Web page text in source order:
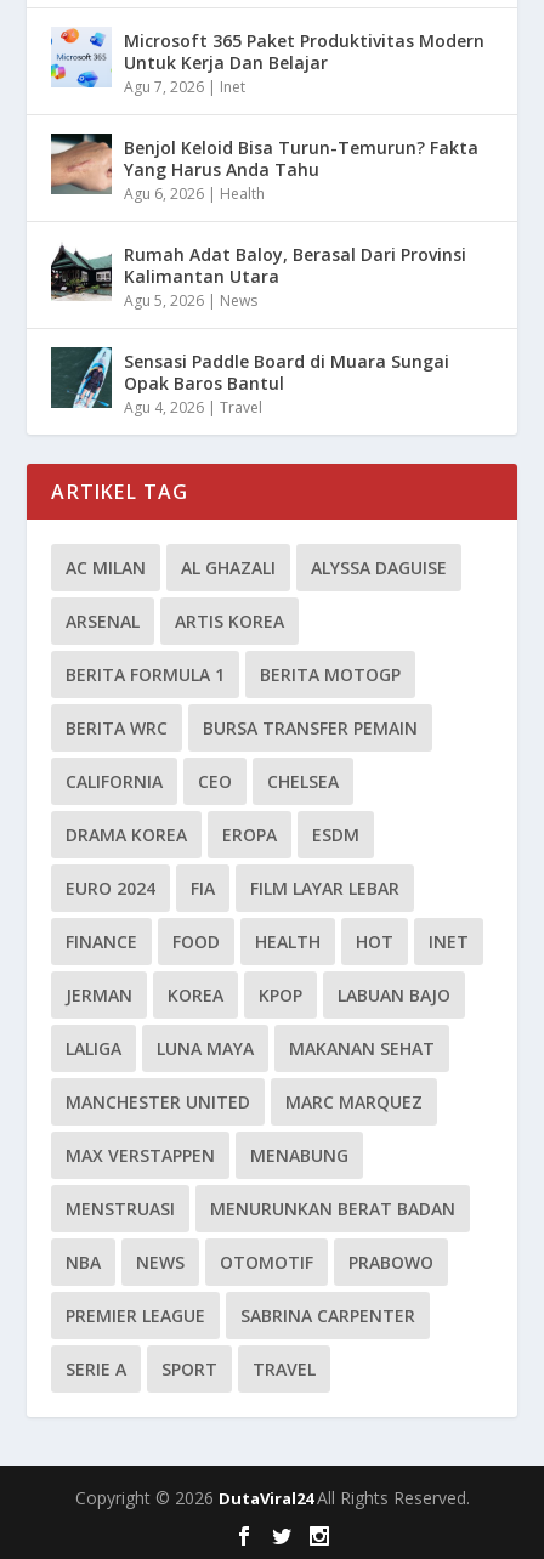
Microsoft 365 Paket Produktivitas Modern
Untuk Kerja Dan Belajar
Agu 7, 2026 | Inet
Benjol Keloid Bisa Turun-Temurun? Fakta
Yang Harus Anda Tahu
Agu 6, 2026 | Health
Rumah Adat Baloy, Berasal Dari Provinsi
Kalimantan Utara
Agu 5, 2026 | News
Sensasi Paddle Board di Muara Sungai
Opak Baros Bantul
Agu 4, 2026 |Travel
ARTIKEL TAG
AC MILAN AL GHAZALI ALYSSA DAGUISE
ARSENAL ARTIS KOREA
BERITA FORMULA 1 BERITA MOTOGP
BERITA WRC BURSA TRANSFER PEMAIN
CALIFORNIA CEO CHELSEA
DRAMA KOREA EROPA ESDM
EURO 2024 FIA FILM LAYAR LEBAR
FINANCE FOOD HEALTH HOT INET
JERMAN KOREA KPOP LABUAN BAJO
LALIGA LUNA MAYA MAKANAN SEHAT
MANCHESTER UNITED MARC MARQUEZ
MAX VERSTAPPEN MENABUNG
MENSTRUASI MENURUNKAN BERAT BADAN
NBA NEWS OTOMOTIF PRABOWO
PREMIER LEAGUE SABRINA CARPENTER
SERIE A SPORT TRAVEL
Copyright © 2026 DutaViral24All Rights Reserved.